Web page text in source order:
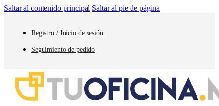
Saltar al contenido principal Saltar al pie de página
Registro / Inicio de sesión
Seguimiento de pedido